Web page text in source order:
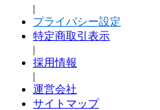
|
プライバシー設定
特定商取引表示
|
採用情報
|
運営会社
サイトマップ